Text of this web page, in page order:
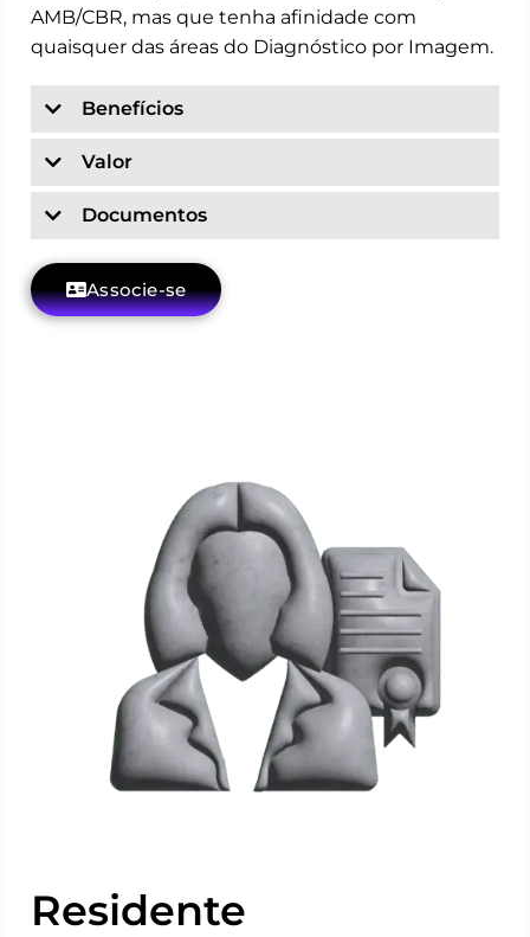
AMB/CBR, mas que tenha afinidade com
quaisquer das áreas do Diagnóstico por Imagem.
Benefícios
Valor
Documentos
Associe-se
Residente